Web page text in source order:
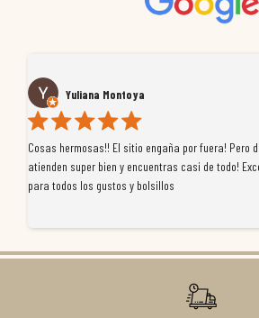
Yuliana Montoya
Cosas hermosas!! El sitio engaña por fuera! Pero
atienden super bien y encuentras casi de todo!
para todos los gustos y bolsillos